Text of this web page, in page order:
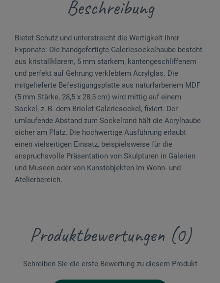
Beschreibung
Bietet Schutz und unterstreicht die Wertigkeit Ihrer
Exponate: Die handgefertigte Galeriesockelhaube besteht
aus kristallklarem, 5 mm starkem, kantengeschliffenem
und perfekt auf Gehrung verklebtem Acrylglas. Die
mitgelieferte Befestigungsplatte aus naturfarbenem MDF
(5 mm Stärke, 28,5 x 28,5 cm) wird mittig auf einem
Sockel, z. B. dem Briolet Galeriesockel, fixiert. Der
umlaufende Abstand zum Sockelrand hält die Acrylhaube
sicher am Platz. Die hochwertige Ausführung erlaubt
einen vielseitigen Einsatz, beispielsweise für die
anspruchsvolle Präsentation von Skulpturen in Galerien
und Museen oder von Kunstobjekten im Wohn- und
Atelierbereich.
Produktbewertungen (0)
Schreiben Sie die erste Bewertung zu diesem Produkt